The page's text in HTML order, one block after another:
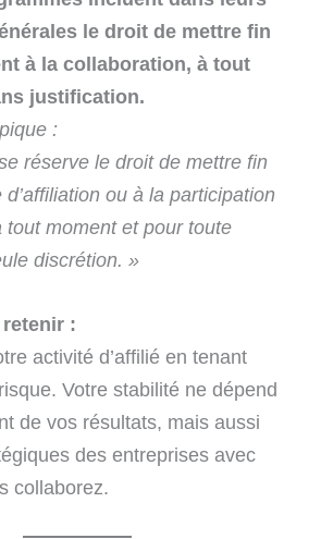
le droit de mettre fin
à la collaboration, à tout
justification.
:
réserve le droit de mettre fin
ou à la participation
tout moment et pour toute
discrétion. »
:
activité d’affilié en tenant
Votre stabilité ne dépend
de vos résultats, mais aussi
des entreprises avec
collaborez.